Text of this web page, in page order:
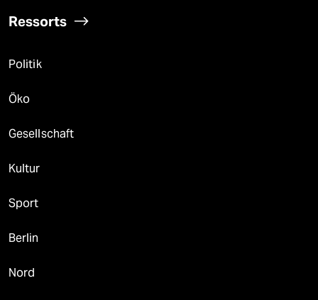
Ressorts
Politik
Öko
Gesellschaft
Kultur
Sport
Berlin
Nord